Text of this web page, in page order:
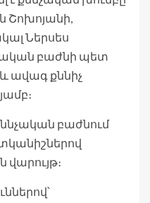
Շոխոյանի,
Ներսես
բաժնի պետ
ավագ քննիչ
բաժնում